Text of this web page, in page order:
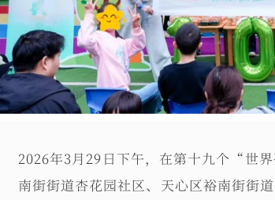
2026年3月29日下午，在第十九个“世
南街街道杏花园社区、天心区裕南街街